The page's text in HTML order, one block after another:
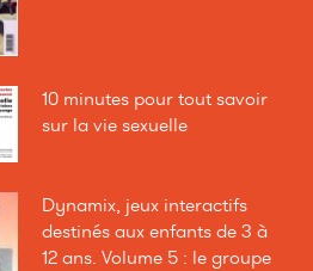
10 minutes pour tout savoir
sur la vie sexuelle
Dynamix, jeux interactifs
destinés aux enfants de 3 à
12 ans. Volume 5 : le groupe